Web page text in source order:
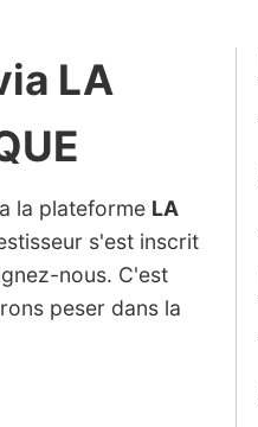
LA
la plateforme LA
s'est inscrit
nous. C'est
peser dans la